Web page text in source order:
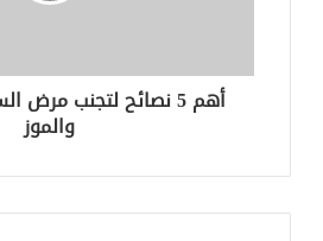
أهم 5 نصائح لتجنب مرض
والموز